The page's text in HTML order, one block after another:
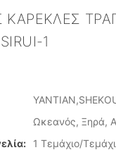
ΚΑΡΈΚΛΕΣ
1
Ωκεανός, Ξηρά,
1 Τεμάχιο/